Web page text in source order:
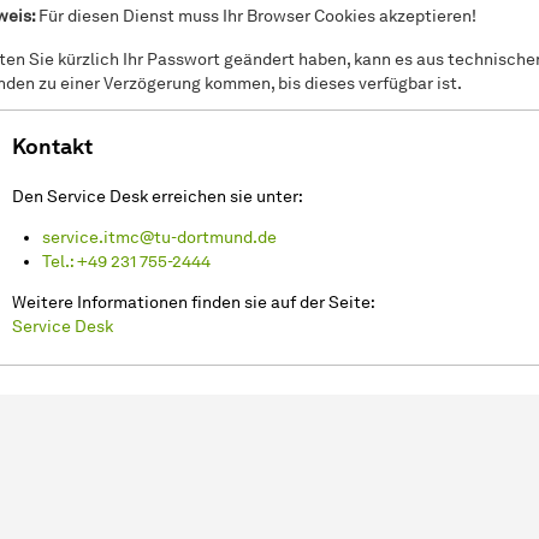
Für diesen Dienst muss Ihr Browser Cookies akzeptieren!
Sie kürzlich Ihr Passwort geändert haben, kann es aus
zu einer Verzögerung kommen, bis dieses verfügbar ist.
Kontakt
Den Service Desk erreichen sie unter:
service.itmc@tu-dortmund.de
Tel.: +49 231 755-2444
Weitere Informationen finden sie auf der Seite:
Service Desk